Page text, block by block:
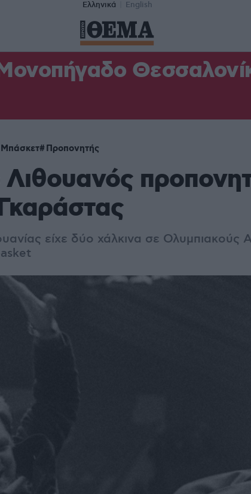
Ελληνικά English
Μπάσκετ Προπονητής
είχε δύο χάλκινα σε Ολυμπιακούς